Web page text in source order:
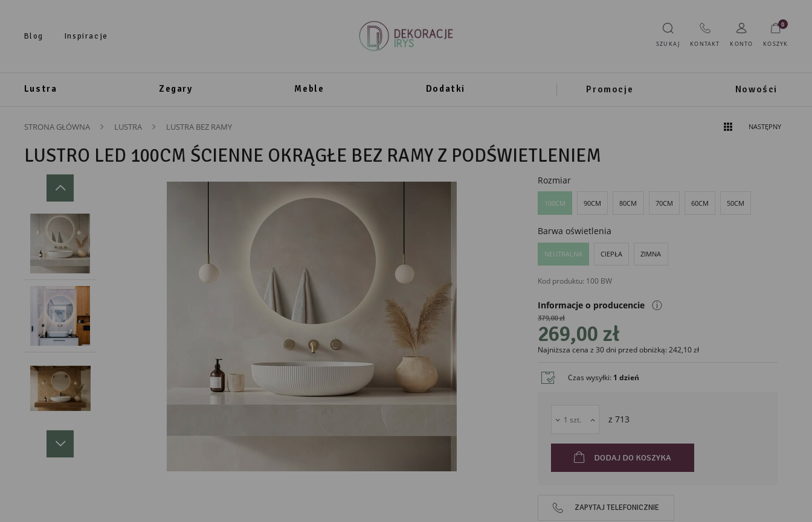
Blog Inspiracje
SZUKAJ KONTAKT KONTO KOSZYK
0
Lustra Zegary Meble Dodatki Promocje Nowości
STRONA GŁÓWNA LUSTRA LUSTRA BEZ RAMY NASTĘPNY
LUSTRO LED 100CM ŚCIENNE OKRĄGŁE BEZ RAMY Z PODŚWIETLENIEM
Rozmiar
100CM 90CM 80CM 70CM 60CM 50CM
Barwa oświetlenia
NEUTRALNA CIEPŁA ZIMNA
Kod produktu: 100 BW
Informacje o producencie
PRODUCENT
DekoracjeIrys.pl Paweł Ćwikliński
726689468
biuro@dekoracjeirys.pl
Ul. Leśna 13
ⓘ
379,00 zł
269,00 zł
Najniższa cena z 30 dni przed obniżką: 242,10 zł
Czas wysyłki: 1 dzień
z 713
DODAJ DO KOSZYKA
ZAPYTAJ TELEFONICZNIE